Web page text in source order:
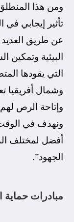
ومن هذا
تأثير إيجابي
عن طريق العديد
البيئية
التي يقودها
وشمال أفريقيا
وإتاحة الرص
ونهدف في
أفضل لمختلف
الجهود”.
مبادرات حماية